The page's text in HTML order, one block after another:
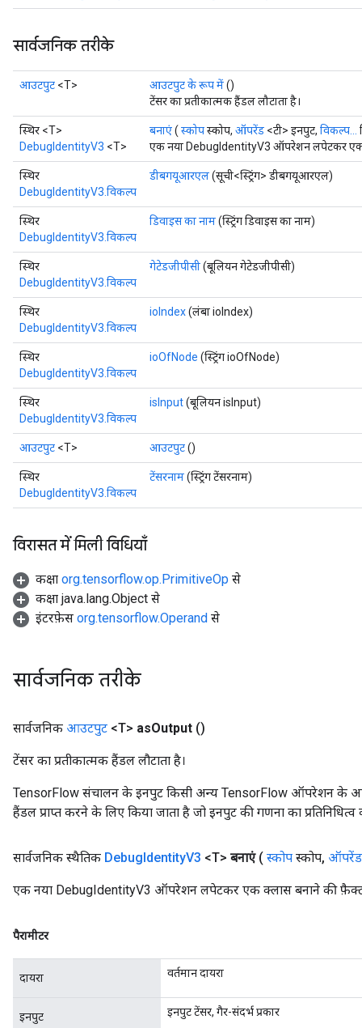
सार्वजनिक तरीके
आउटपुट <T> आउटपुट के रूप में()
टेंसर का प्रतीकात्मक हैंडल लौटाता है।
स्थिर <T>
DebugIdentityV3 <T>
बनाएं( स्कोपस्कोप, ऑपरेंड <टी> इनपुट, विकल्प...
एक नया DebugIdentityV3 ऑपरेशन लपेटकर एक
स्थिर
DebugIdentityV3.विकल्प
डीबगयूआरएल(सूची<स्ट्रिंग> डीबगयूआरएल)
स्थिर
DebugIdentityV3.विकल्प
डिवाइस का नाम(स्ट्रिंग डिवाइस का नाम)
स्थिर
DebugIdentityV3.विकल्प
गेटेडजीपीसी(बूलियन गेटेडजीपीसी)
स्थिर
DebugIdentityV3.विकल्प
ioIndex(लंबा ioIndex)
स्थिर
DebugIdentityV3.विकल्प
ioOfNode (स्ट्रिंग ioOfNode)
स्थिर
DebugIdentityV3.विकल्प
isInput(बूलियन isInput)
आउटपुट <T> आउटपुट()
स्थिर
DebugIdentityV3.विकल्प
टेंसरनाम(स्ट्रिंग टेंसरनाम)
विरासत में मिली विधियाँ
कक्षा org.tensorflow.op.PrimitiveOp से
कक्षा java.lang.Object से
इंटरफ़ेस org.tensorflow.Operand से
सार्वजनिक तरीके
सार्वजनिक आउटपुट <T> asOutput ()
टेंसर का प्रतीकात्मक हैंडल लौटाता है।
TensorFlow संचालन के इनपुट किसी अन्य TensorFlow ऑपरेशन के
हैंडल प्राप्त करने के लिए किया जाता है जो इनपुट की गणना का प्रतिनिधित्व
सार्वजनिक स्थैतिक DebugIdentityV3 <T> बनाएं ( स्कोप स्कोप, ऑपरेंड
एक नया DebugIdentityV3 ऑपरेशन लपेटकर एक क्लास बनाने की
पैरामीटर
दायरा वर्तमान दायरा
इनपुट इनपुट टेंसर, गैर-संदर्भ प्रकार